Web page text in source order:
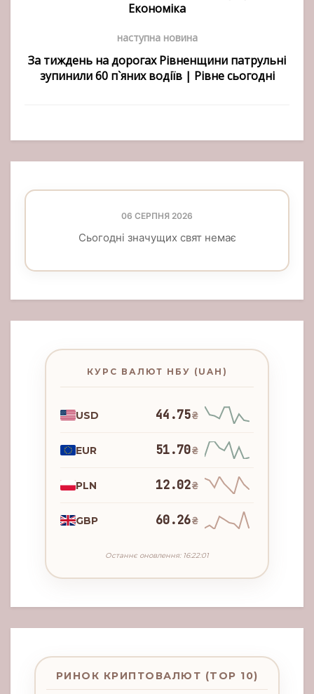
Економіка
наступна новина
За тиждень на дорогах Рівненщини патрульні
зупинили 60 п`яних водіїв | Рівне сьогодні
06 СЕРПНЯ 2026
Сьогодні значущих свят немає
КУРС ВАЛЮТ НБУ (UAH)
USD 44.75₴
EUR 51.70₴
PLN 12.02₴
GBP 60.26₴
Останнє оновлення: 16:22:01
РИНОК КРИПТОВАЛЮТ (TOP 10)